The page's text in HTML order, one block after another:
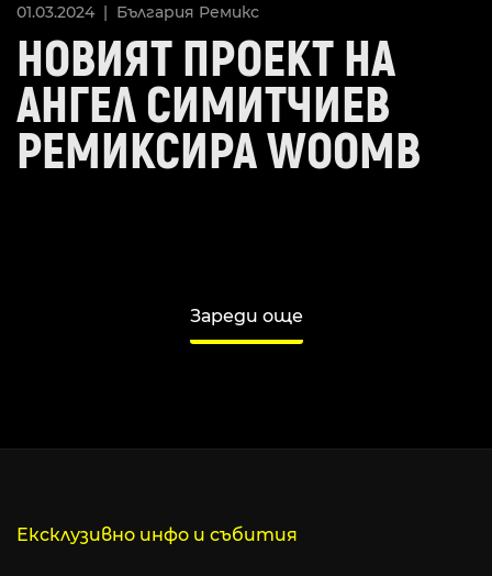
01.03.2024 | България Ремикс
НОВИЯТ ПРОЕКТ НА
АНГЕЛ СИМИТЧИЕВ
РЕМИКСИРА WOOMB
Зареди още
Ексклузивно инфо и събития